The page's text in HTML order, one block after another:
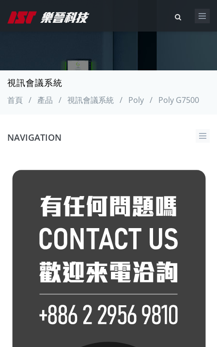
視訊會議系統
首頁 / 產品 / 視訊會議系統 / Poly / Poly G7500
NAVIGATION